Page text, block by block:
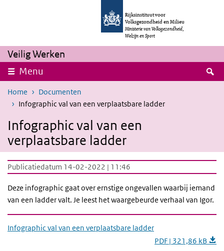
Overslaan en naar de inhoud gaan
Rijksinstituut voor
Volksgezondheid en Milieu
Ministerie van Volksgezondheid,
Welzijn en Sport
Veilig Werken
Menu
Home
Documenten
Infographic val van een verplaatsbare ladder
Infographic val van een
verplaatsbare ladder
Publicatiedatum 14-02-2022 | 11:46
Deze infographic gaat over ernstige ongevallen waarbij iemand
van een ladder valt. Je leest het waargebeurde verhaal van Igor.
Infographic val van een verplaatsbare ladder
PDF | 321,86 kB